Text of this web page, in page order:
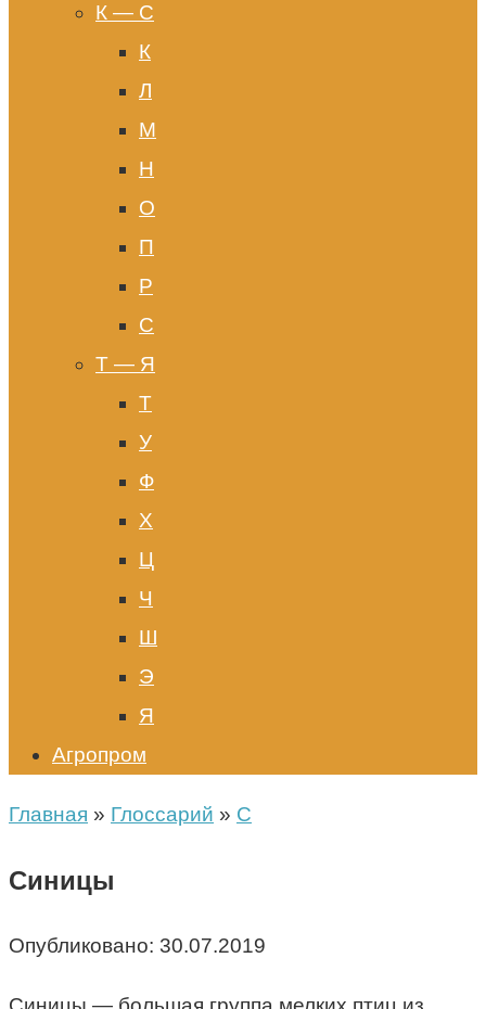
К — С
К
Л
М
Н
О
П
Р
С
Т — Я
Т
У
Ф
Х
Ц
Ч
Ш
Э
Я
Агропром
Главная » Глоссарий » С
Синицы
Опубликовано: 30.07.2019